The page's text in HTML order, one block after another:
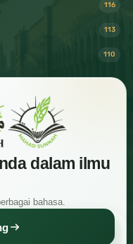
dalam ilmu
bahasa.
116
113
110